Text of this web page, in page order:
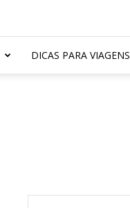
DICAS PARA VIAGENS